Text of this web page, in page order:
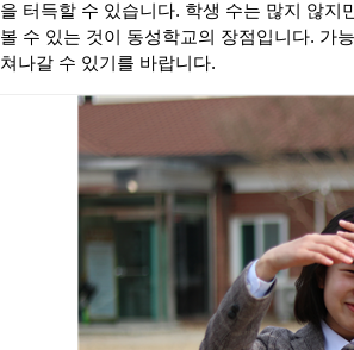
터득할 수 있습니다. 학생 수는 많지 않지
수 있는 것이 동성학교의 장점입니다. 가
나갈 수 있기를 바랍니다.